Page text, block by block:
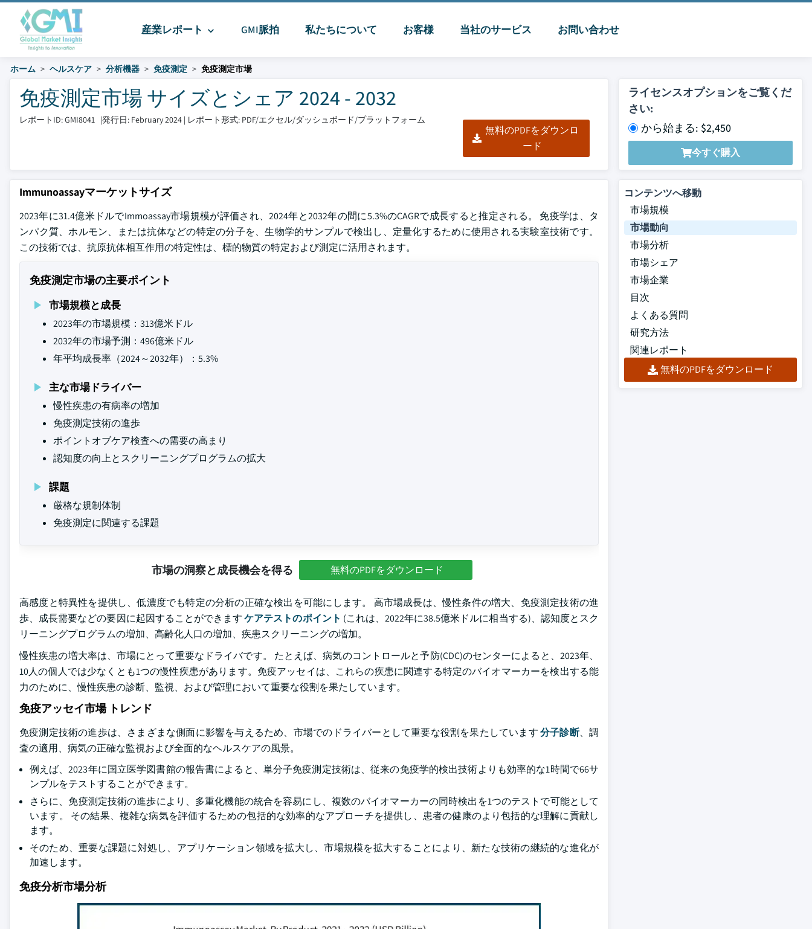
産業レポート GMI脈拍 私たちについて お客様 当社のサービス お問い合わせ
ホーム ヘルスケア 分析機器 免疫測定 免疫測定市場
免疫測定市場 サイズとシェア 2024 - 2032
レポートID: GMI8041 |発行日: February 2024 | レポート形式: PDF/エクセル/ダッシュボード/プラットフォーム
無料のPDFをダウンロ
ード
ライセンスオプションをご覧くだ
さい:
から始まる: $2,450
今すぐ購入
Immunoassayマーケットサイズ
2023年に31.4億米ドルでImmoassay市場規模が評価され、2024年と2032年の間に5.3%のCAGRで成長すると推定される。 免疫学は、タ
ンパク質、ホルモン、または抗体などの特定の分子を、生物学的サンプルで検出し、定量化するために使用される実験室技術です。
この技術では、抗原抗体相互作用の特定性は、標的物質の特定および測定に活用されます。
免疫測定市場の主要ポイント
市場規模と成長
2023年の市場規模：313億米ドル
2032年の市場予測：496億米ドル
年平均成長率（2024～2032年）：5.3%
主な市場ドライバー
慢性疾患の有病率の増加
免疫測定技術の進歩
ポイントオブケア検査への需要の高まり
認知度の向上とスクリーニングプログラムの拡大
課題
厳格な規制体制
免疫測定に関連する課題
市場の洞察と成長機会を得る 無料のPDFをダウンロード
高感度と特異性を提供し、低濃度でも特定の分析の正確な検出を可能にします。 高市場成長は、慢性条件の増大、免疫測定技術の進
歩、成長需要などの要因に起因することができますケアテストのポイント (これは、2022年に38.5億米ドルに相当する)、認知度とスク
リーニングプログラムの増加、高齢化人口の増加、疾患スクリーニングの増加。
慢性疾患の増大率は、市場にとって重要なドライバです。 たとえば、病気のコントロールと予防(CDC)のセンターによると、2023年、
10人の個人では少なくとも1つの慢性疾患があります。免疫アッセイは、これらの疾患に関連する特定のバイオマーカーを検出する能
力のために、慢性疾患の診断、監視、および管理において重要な役割を果たしています。
免疫アッセイ市場 トレンド
免疫測定技術の進歩は、さまざまな側面に影響を与えるため、市場でのドライバーとして重要な役割を果たしています分子診断、調
査の適用、病気の正確な監視および全面的なヘルスケアの風景。
例えば、2023年に国立医学図書館の報告書によると、単分子免疫測定技術は、従来の免疫学的検出技術よりも効率的な1時間で66サ
ンプルをテストすることができます。
さらに、免疫測定技術の進歩により、多重化機能の統合を容易にし、複数のバイオマーカーの同時検出を1つのテストで可能として
います。 その結果、複雑な病気を評価するための包括的な効率的なアプローチを提供し、患者の健康のより包括的な理解に貢献し
ます。
そのため、重要な課題に対処し、アプリケーション領域を拡大し、市場規模を拡大することにより、新たな技術の継続的な進化が
加速します。
免疫分析市場分析
コンテンツへ移動
市場規模
市場動向
市場分析
市場シェア
市場企業
目次
よくある質問
研究方法
関連レポート
無料のPDFをダウンロード